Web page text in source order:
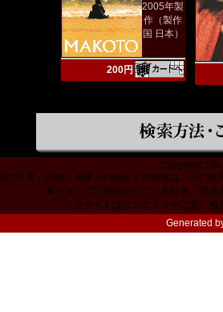
2005年製
作（製作
国 日本）
200円
Copyright
の文章・価格・画像その他全ての情報は、その
本ショップに掲載されている社名、商
当サイトはリンクフリーです。相
Generated